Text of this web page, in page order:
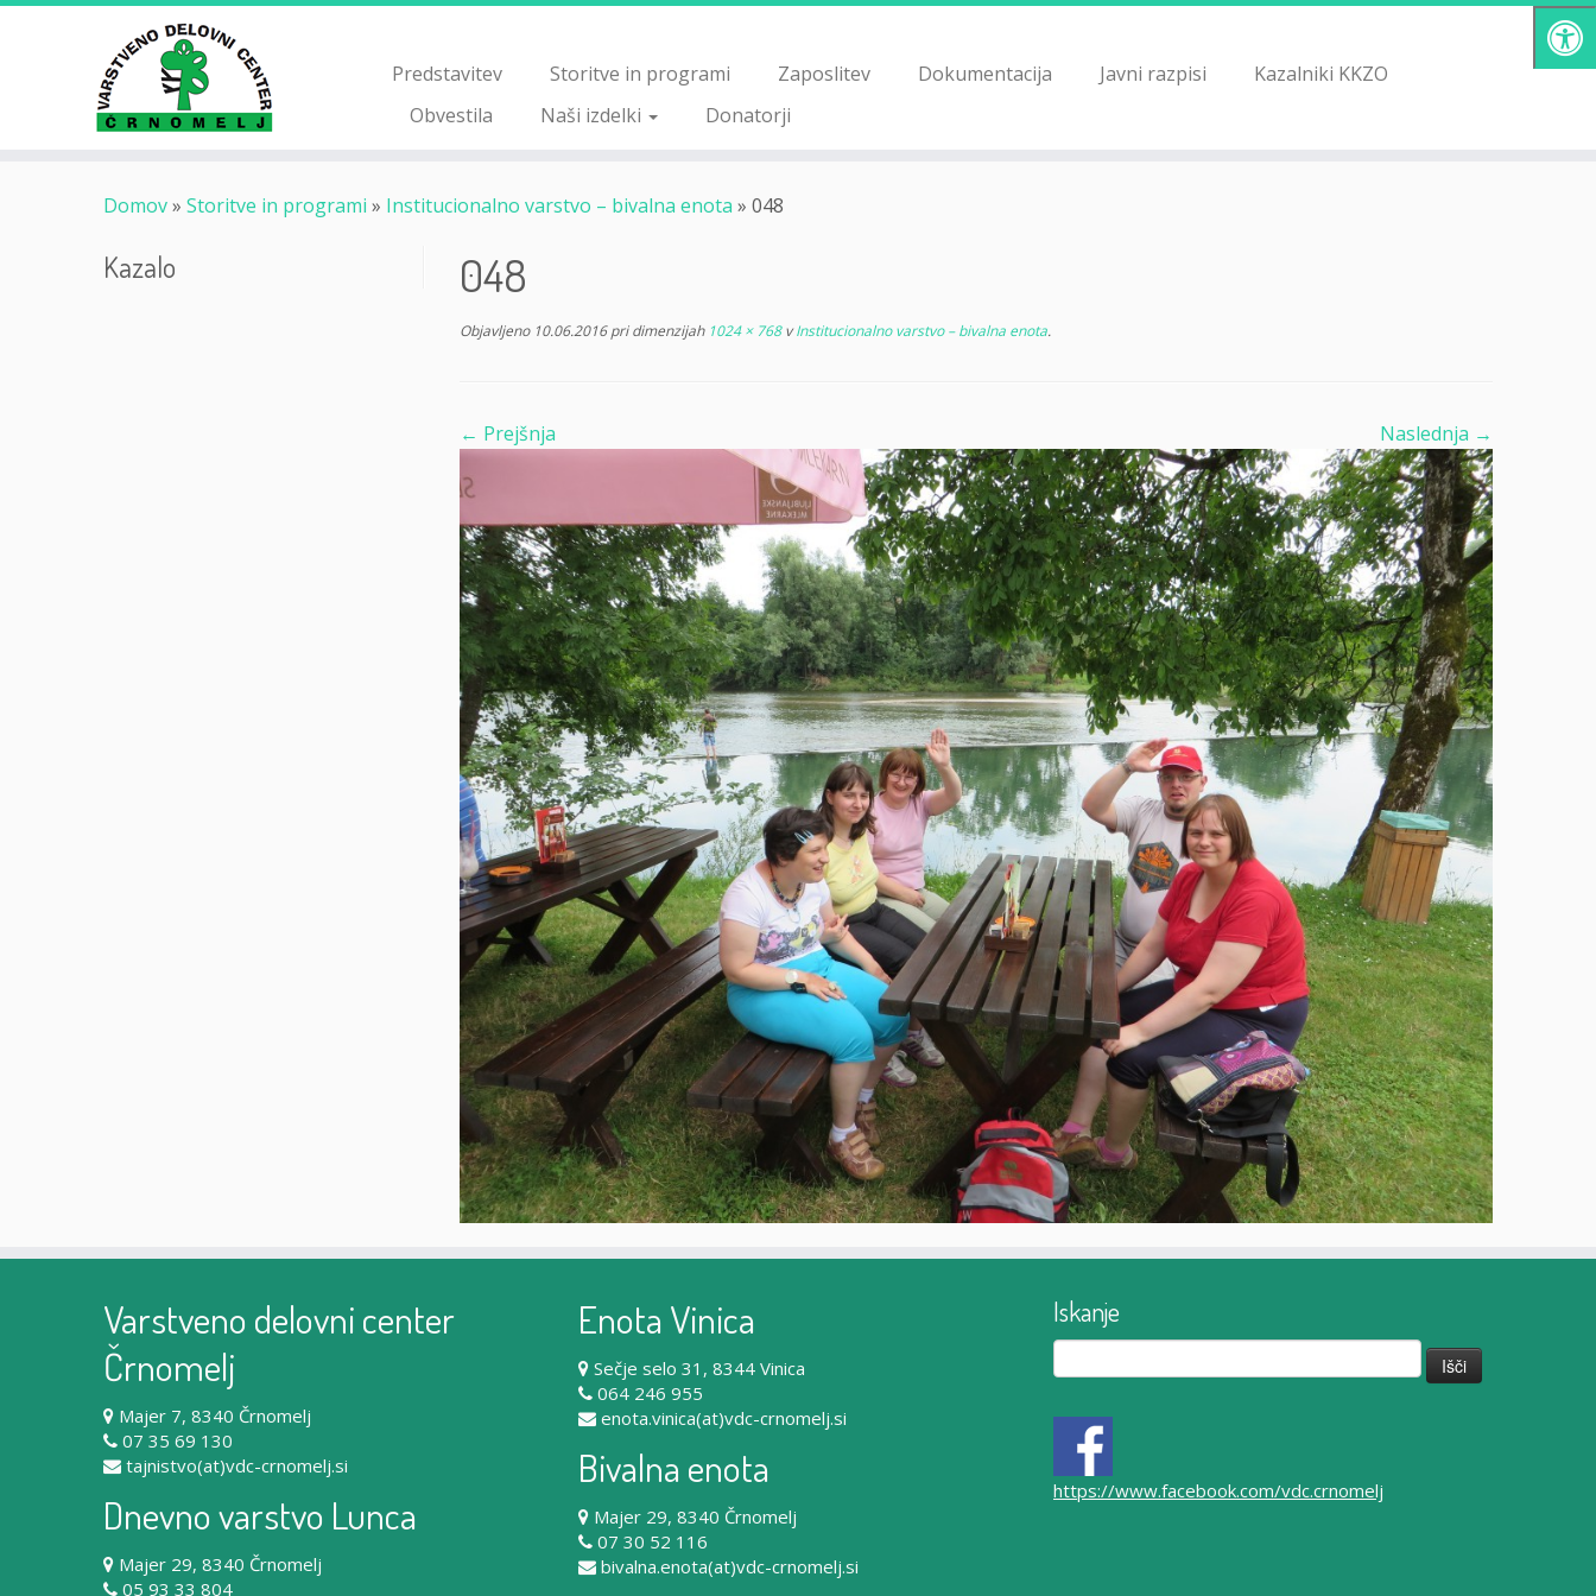
Skoči
Predstavitev Storitve in programi Zaposlitev Dokumentacija Javni razpisi
Kazalniki KKZO
Obvestila
Naši izdelki Donatorji
Domov» Storitve in programi » Institucionalno varstvo – bivalna enota » 048
Kazalo 048
Objavljeno 10.06.2016pri dimenzijah1024 × 768vInstitucionalno varstvo – bivalna enota.
← Prejšnja Naslednja →
Varstveno delovni center
Črnomelj
Majer 7, 8340 Črnomelj
07 35 69 130
tajnistvo(at)vdc-crnomelj.si
Dnevno varstvo Lunca
Majer 29, 8340 Črnomelj
05 93 33 804
Enota Vinica
Sečje selo 31, 8344 Vinica
064 246 955
enota.vinica(at)vdc-crnomelj.si
Bivalna enota
Majer 29, 8340 Črnomelj
07 30 52 116
bivalna.enota(at)vdc-crnomelj.si
Iskanje
https://www.facebook.com/vdc.crnomelj